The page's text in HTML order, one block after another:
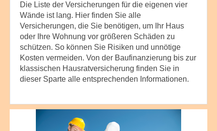
Die Liste der Versicherungen für die eigenen vier
Wände ist lang. Hier finden Sie alle
Versicherungen, die Sie benötigen, um Ihr Haus
oder Ihre Wohnung vor größeren Schäden zu
schützen. So können Sie Risiken und unnötige
Kosten vermeiden. Von der Baufinanzierung bis zur
klassischen Hausratversicherung finden Sie in
dieser Sparte alle entsprechenden Informationen.